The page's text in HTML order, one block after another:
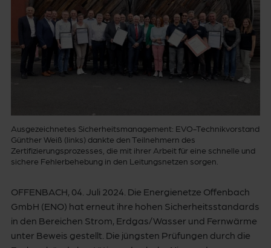
Ausgezeichnetes Sicherheitsmanagement: EVO-Technikvorstand
Günther Weiß (links) dankte den Teilnehmern des
Zertifizierungsprozesses, die mit ihrer Arbeit für eine schnelle und
sichere Fehlerbehebung in den Leitungsnetzen sorgen.
OFFENBACH, 04. Juli 2024. Die Energienetze Offenbach
GmbH (ENO) hat erneut ihre hohen Sicherheitsstandards
in den Bereichen Strom, Erdgas/Wasser und Fernwärme
unter Beweis gestellt. Die jüngsten Prüfungen durch die